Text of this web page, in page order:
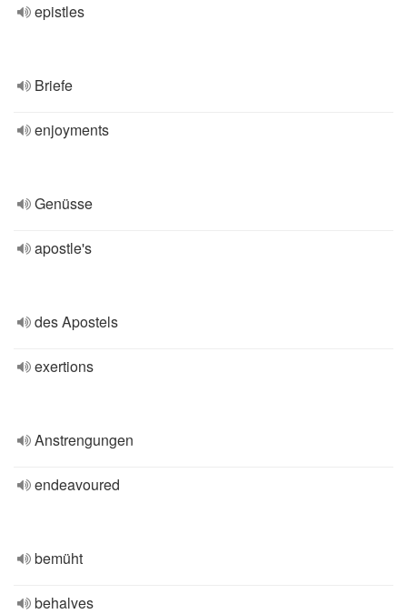
epistles
Briefe
enjoyments
Genüsse
apostle's
des Apostels
exertions
Anstrengungen
endeavoured
bemüht
behalves